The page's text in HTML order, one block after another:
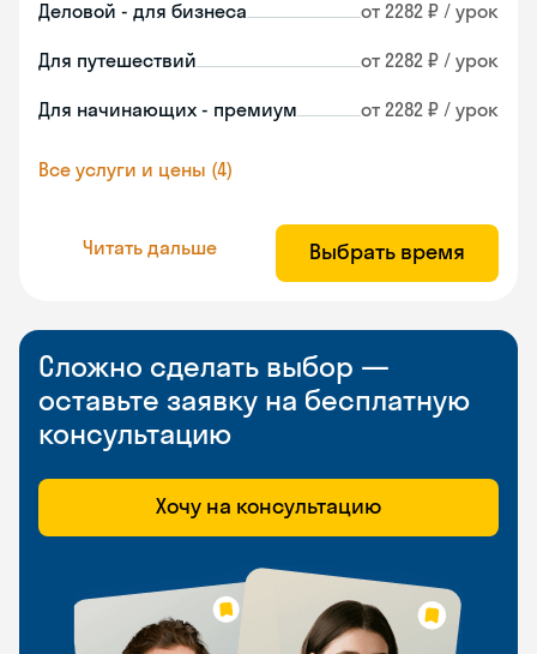
Деловой - для бизнеса от 2282 ₽ / урок
Для путешествий от 2282 ₽ / урок
Для начинающих - премиум от 2282 ₽ / урок
Все услуги и цены (4)
Читать дальше Выбрать время
Сложно сделать выбор —
оставьте заявку на бесплатную
консультацию
Хочу на консультацию